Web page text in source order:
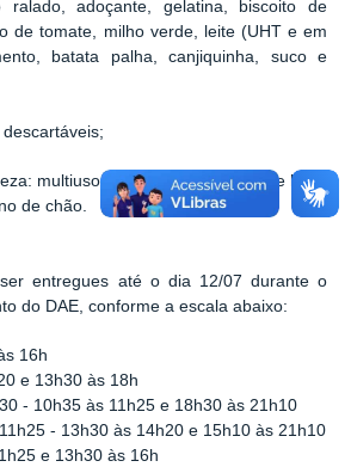
ralado, adoçante, gelatina, biscoito de
de tomate, milho verde, leite (UHT e em
batata palha, canjiquinha, suco e
: multiuso, desinfetante, bucha de lavar
de chão.
entregues até o dia 12/07 durante o
do DAE, conforme a escala abaixo:
16h
e 13h30 às 18h
- 10h35 às 11h25 e 18h30 às 21h10
- 13h30 às 14h20 e 15h10 às 21h10
e 13h30 às 16h